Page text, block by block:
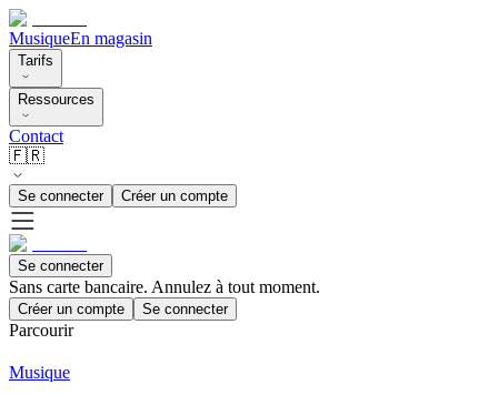
MusiqueEn magasin
Tarifs
Ressources
Contact
🇫🇷
Se connecter Créer un compte
Se connecter
Sans carte bancaire. Annulez à tout moment.
Créer un compte Se connecter
Parcourir
Musique